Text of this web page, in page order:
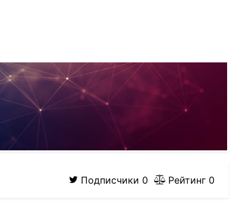
Подписчики 0 Рейтинг 0